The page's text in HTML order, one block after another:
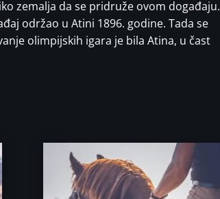
zemalja da se pridruže ovom događaju.
održao u Atini 1896. godine. Tada se
olimpijskih igara je bila Atina, u čast